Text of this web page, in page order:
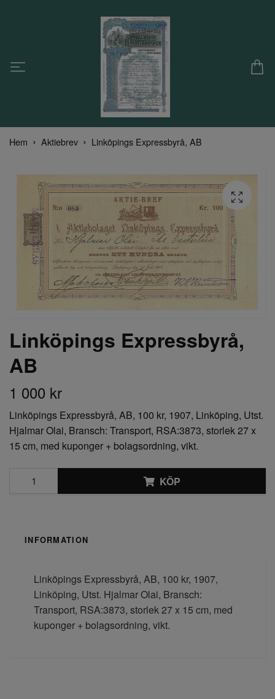
Hem Aktiebrev Linköpings Expressbyrå, AB
Linköpings Expressbyrå,
AB
1 000 kr
Linköpings Expressbyrå, AB, 100 kr, 1907, Linköping, Utst.
Hjalmar Olai, Bransch: Transport, RSA:3873, storlek 27 x
15 cm, med kuponger + bolagsordning, vikt.
KÖP
INFORMATION
Linköpings Expressbyrå, AB, 100 kr, 1907,
Linköping, Utst. Hjalmar Olai, Bransch:
Transport, RSA:3873, storlek 27 x 15 cm, med
kuponger + bolagsordning, vikt.